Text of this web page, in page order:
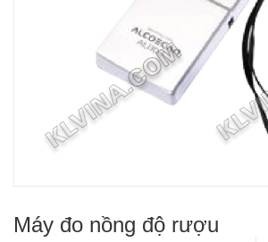
Máy đo nồng độ rượu